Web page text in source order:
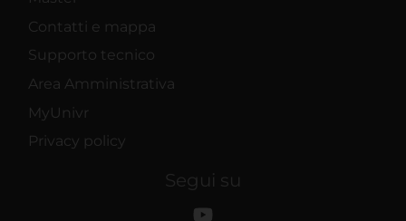
Contatti e mappa
Supporto tecnico
Area Amministrativa
MyUnivr
Privacy policy
Segui su